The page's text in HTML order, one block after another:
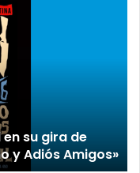
en su gira de
y Adiós Amigos»